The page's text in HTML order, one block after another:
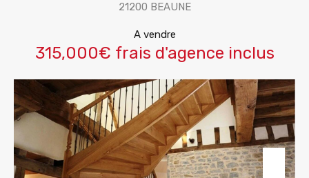
21200 BEAUNE
A vendre
315,000€ frais d'agence inclus